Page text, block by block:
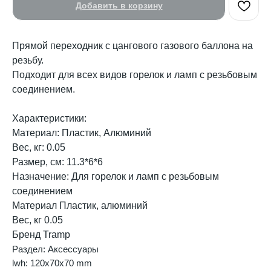
Добавить в корзину
Прямой переходник с цангового газового баллона на
резьбу.
Подходит для всех видов горелок и ламп с резьбовым
соединением.
Характеристики:
Материал: Пластик, Алюминий
Вес, кг: 0.05
Размер, см: 11.3*6*6
Назначение: Для горелок и ламп с резьбовым
соединением
Материал Пластик, алюминий
Вес, кг 0.05
Бренд Tramp
Раздел: Аксессуары
lwh: 120x70x70 mm